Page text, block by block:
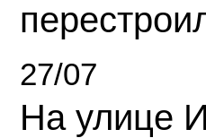
27/07
На улице